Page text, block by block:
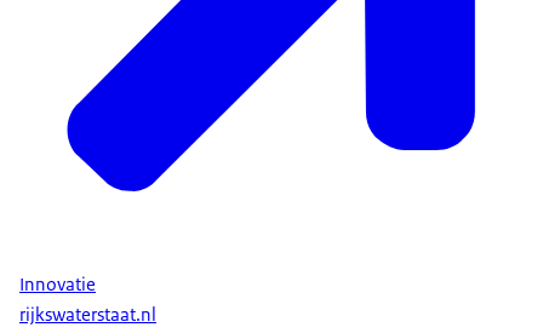
Innovatie
rijkswaterstaat.nl